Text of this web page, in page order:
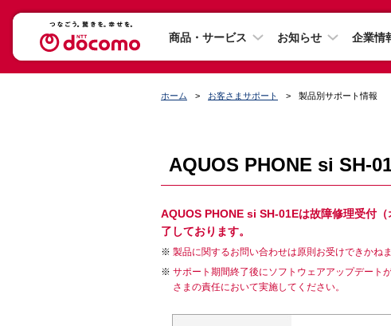
商品・サービス お知らせ 企業情
ホーム お客さまサポート 製品別サポート情報
AQUOS PHONE si SH-
AQUOS PHONE si SH-01Eは故障修理受付
了しております。
製品に関するお問い合わせは原則お受けできかね
サポート期間終了後にソフトウェアアップデート
さまの責任において実施してください。